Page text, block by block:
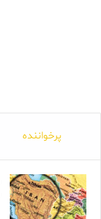
پرخواننده